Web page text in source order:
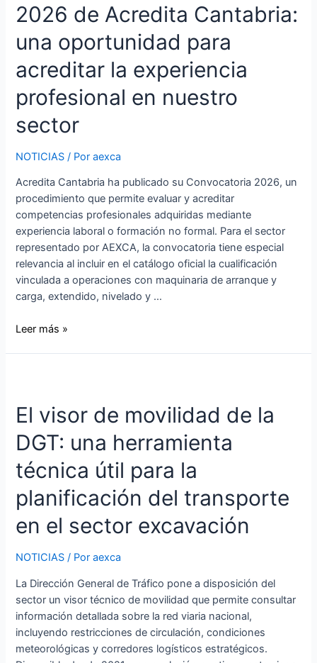
2026 de Acredita Cantabria:
una oportunidad para
acreditar la experiencia
profesional en nuestro
sector
NOTICIAS / Poraexca
Acredita Cantabria ha publicado su Convocatoria 2026, un
procedimiento que permite evaluar y acreditar
competencias profesionales adquiridas mediante
experiencia laboral o formación no formal. Para el sector
representado por AEXCA, la convocatoria tiene especial
relevancia al incluir en el catálogo oficial la cualificación
vinculada a operaciones con maquinaria de arranque y
carga, extendido, nivelado y …
Leer más »
El visor de movilidad de la
DGT: una herramienta
técnica útil para la
planificación del transporte
en el sector excavación
NOTICIAS / Poraexca
La Dirección General de Tráfico pone a disposición del
sector un visor técnico de movilidad que permite consultar
información detallada sobre la red viaria nacional,
incluyendo restricciones de circulación, condiciones
meteorológicas y corredores logísticos estratégicos.